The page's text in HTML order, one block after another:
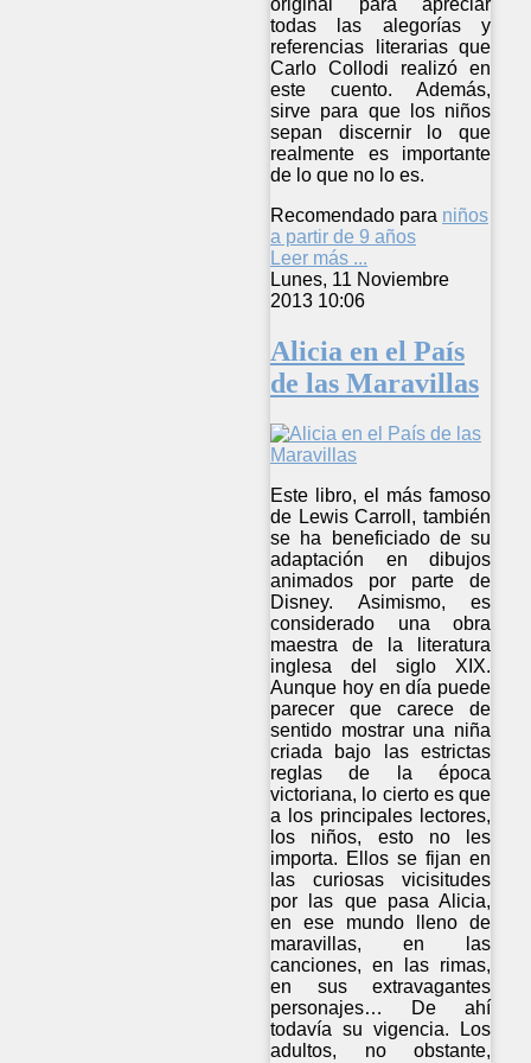
todas las alegorías y
referencias literarias que
Carlo Collodi realizó en
este cuento. Además,
sirve para que los niños
sepan discernir lo que
realmente es importante
de lo que no lo es.
Recomendado para niños
a partir de 9 años
Leer más ...
Lunes, 11 Noviembre
2013 10:06
Alicia en el País
de las Maravillas
Este libro, el más famoso
de Lewis Carroll, también
se ha beneficiado de su
adaptación en dibujos
animados por parte de
Disney. Asimismo, es
considerado una obra
maestra de la literatura
inglesa del siglo XIX.
Aunque hoy en día puede
parecer que carece de
sentido mostrar una niña
criada bajo las estrictas
reglas de la época
victoriana, lo cierto es que
a los principales lectores,
los niños, esto no les
importa. Ellos se fijan en
las curiosas vicisitudes
por las que pasa Alicia,
en ese mundo lleno de
maravillas, en las
canciones, en las rimas,
en sus extravagantes
personajes… De ahí
todavía su vigencia. Los
adultos, no obstante,